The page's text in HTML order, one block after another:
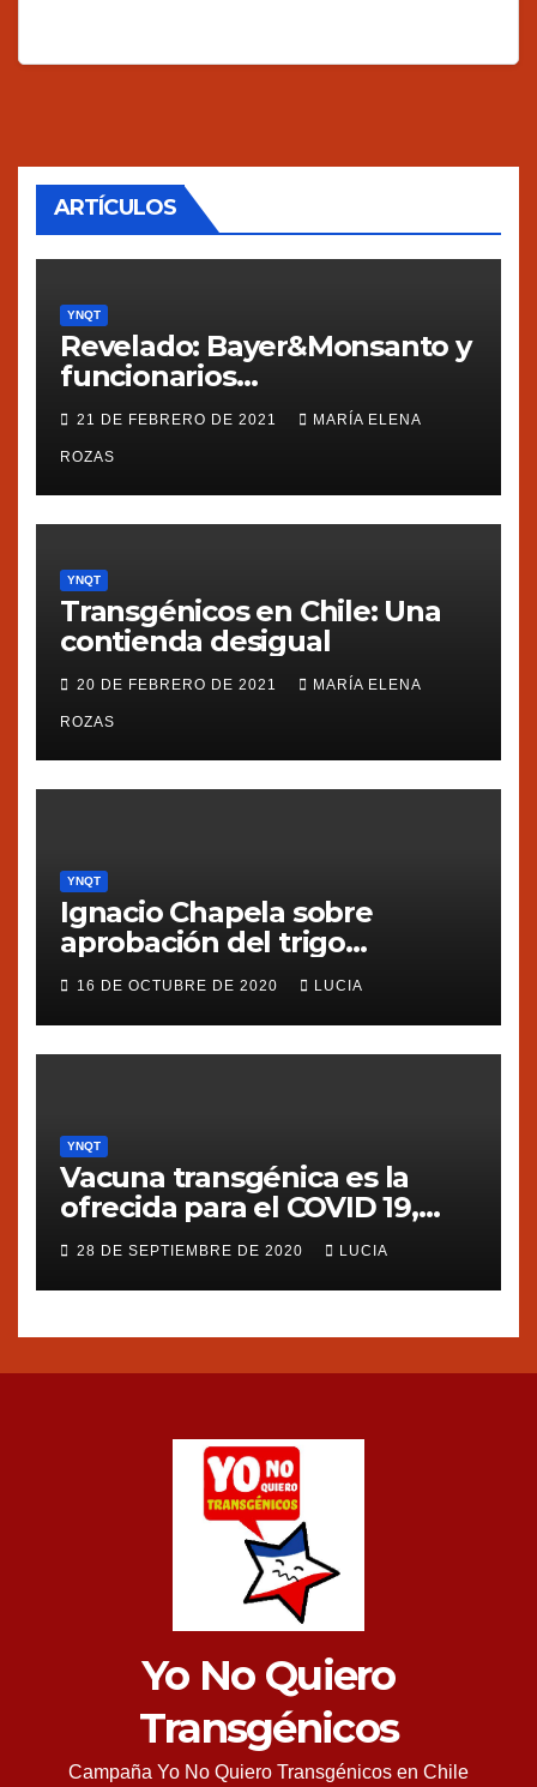
ARTÍCULOS
YNQT
Revelado: Bayer&Monsanto y
funcionarios
estadounidenses
presionaron a México
21 DE FEBRERO DE 2021 MARÍA ELENA
ROZAS
YNQT
Transgénicos en Chile: Una
contienda desigual
20 DE FEBRERO DE 2021 MARÍA ELENA
ROZAS
YNQT
Ignacio Chapela sobre
aprobación del trigo
transgénico en Argentina
16 DE OCTUBRE DE 2020 LUCIA
YNQT
Vacuna transgénica es la
ofrecida para el COVID 19,
dice Silvia Ribeiro de ETC
group
28 DE SEPTIEMBRE DE 2020 LUCIA
Yo No Quiero
Transgénicos
Campaña Yo No Quiero Transgénicos en Chile